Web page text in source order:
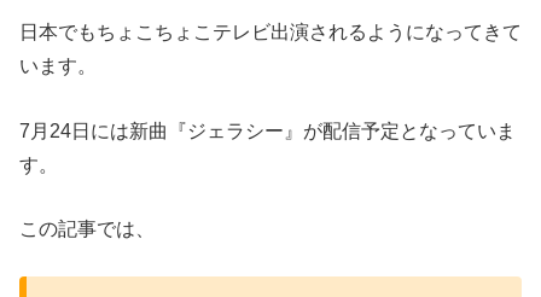
日本でもちょこちょこテレビ出演されるようになってきて
います。
7月24日には新曲『ジェラシー』が配信予定となっていま
す。
この記事では、